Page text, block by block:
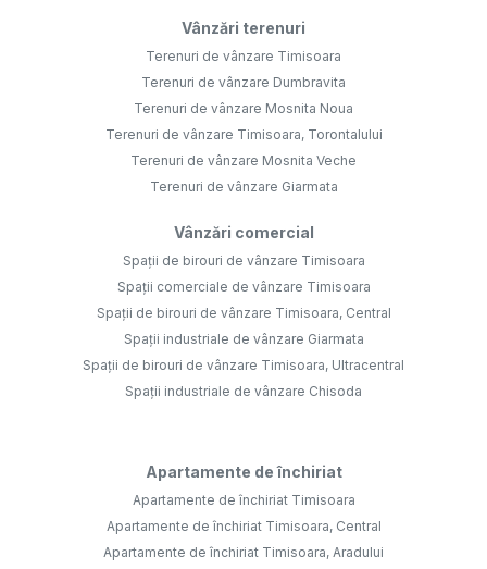
Vânzări terenuri
Terenuri de vânzare Timisoara
Terenuri de vânzare Dumbravita
Terenuri de vânzare Mosnita Noua
Terenuri de vânzare Timisoara, Torontalului
Terenuri de vânzare Mosnita Veche
Terenuri de vânzare Giarmata
Vânzări comercial
Spații de birouri de vânzare Timisoara
Spații comerciale de vânzare Timisoara
Spații de birouri de vânzare Timisoara, Central
Spații industriale de vânzare Giarmata
Spații de birouri de vânzare Timisoara, Ultracentral
Spații industriale de vânzare Chisoda
Apartamente de închiriat
Apartamente de închiriat Timisoara
Apartamente de închiriat Timisoara, Central
Apartamente de închiriat Timisoara, Aradului